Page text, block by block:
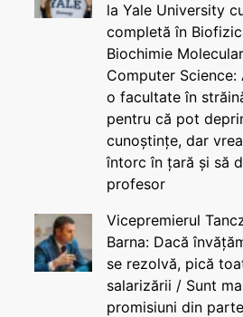
la Yale University
completă în
Biochimie
Computer Science:
o facultate în
pentru că pot
cunoștințe, dar
întorc în țară și să
profesor
Vicepremierul
Barna: Dacă
se rezolvă, pică
salarizării / Sunt
promisiuni din